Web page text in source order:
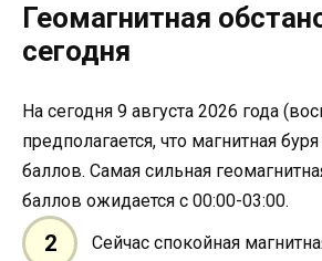
Геомагнитная
сегодня
На сегодня 9 августа 2026 года
предполагается, что магнитная
баллов. Самая сильная
баллов ожидается с 00:00-03:00.
2 Сейчас спокойная